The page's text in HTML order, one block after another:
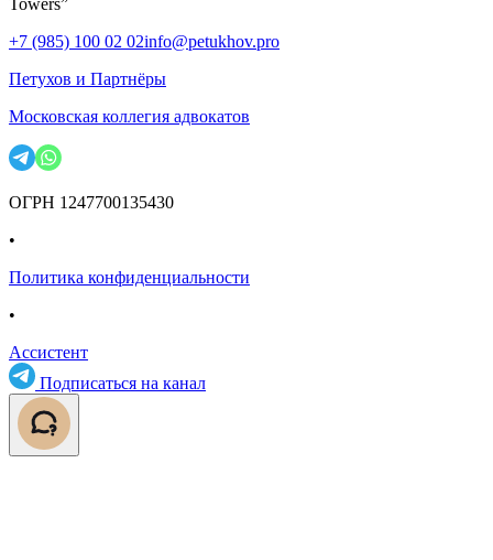
+7 (985) 100 02 02info@petukhov.pro
Петухов и Партнёры
Московская коллегия адвокатов
ОГРН 1247700135430
•
Политика конфиденциальности
•
Ассистент
Подписаться на канал